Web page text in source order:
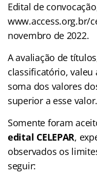
Edital de
www.access.org.br/
novembro de 2022.
A avaliação de
classificatório, valeu
soma dos valores
superior a esse valor.
Somente foram
edital CELEPAR,
observados os
seguir: